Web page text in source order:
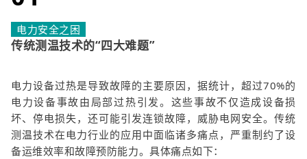
电力安全之困
传统测温技术的“四大难题”
电力设备过热是导致故障的主要原因，据统计，超过70%的
电力设备事故由局部过热引发。这些事故不仅造成设备损
坏、停电损失，还可能引发连锁故障，威胁电网安全。传统
测温技术在电力行业的应用中面临诸多痛点，严重制约了设
备运维效率和故障预防能力。具体痛点如下：